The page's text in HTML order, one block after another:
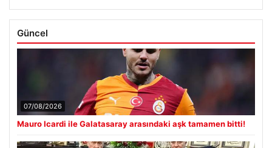
Güncel
07/08/2026
Mauro Icardi ile Galatasaray arasındaki aşk tamamen bitti!